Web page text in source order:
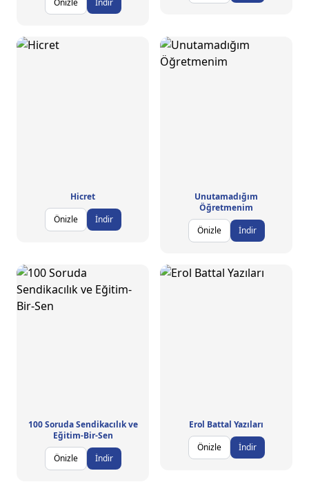
Önizle
İndir
Hicret
Önizle
İndir
Unutamadığım
Öğretmenim
Önizle
İndir
100 Soruda Sendikacılık ve
Eğitim-Bir-Sen
Önizle
İndir
Erol Battal Yazıları
Önizle
İndir